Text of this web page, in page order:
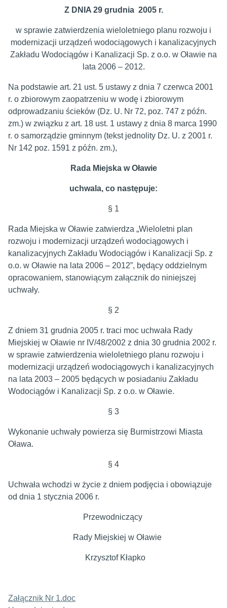
Z DNIA 29 grudnia 2005 r.
w sprawie zatwierdzenia wieloletniego planu rozwoju i
modernizacji urządzeń wodociągowych i kanalizacyjnych
Zakładu Wodociągów i Kanalizacji Sp. z o.o. w Oławie na
lata 2006 – 2012.
Na podstawie art. 21 ust. 5 ustawy z dnia 7 czerwca 2001
r. o zbiorowym zaopatrzeniu w wodę i zbiorowym
odprowadzaniu ścieków (Dz. U. Nr 72, poz. 747 z późn.
zm.) w związku z art. 18 ust. 1 ustawy z dnia 8 marca 1990
r. o samorządzie gminnym (tekst jednolity Dz. U. z 2001 r.
Nr 142 poz. 1591 z późn. zm.),
Rada Miejska w Oławie
uchwala, co następuje:
§ 1
Rada Miejska w Oławie zatwierdza „Wieloletni plan
rozwoju i modernizacji urządzeń wodociągowych i
kanalizacyjnych Zakładu Wodociągów i Kanalizacji Sp. z
o.o. w Oławie na lata 2006 – 2012”, będący oddzielnym
opracowaniem, stanowiącym załącznik do niniejszej
uchwały.
§ 2
Z dniem 31 grudnia 2005 r. traci moc uchwała Rady
Miejskiej w Oławie nr IV/48/2002 z dnia 30 grudnia 2002 r.
w sprawie zatwierdzenia wieloletniego planu rozwoju i
modernizacji urządzeń wodociągowych i kanalizacyjnych
na lata 2003 – 2005 będących w posiadaniu Zakładu
Wodociągów i Kanalizacji Sp. z o.o. w Oławie.
§ 3
Wykonanie uchwały powierza się Burmistrzowi Miasta
Oława.
§ 4
Uchwała wchodzi w życie z dniem podjęcia i obowiązuje
od dnia 1 stycznia 2006 r.
Przewodniczący
Rady Miejskiej w Oławie
Krzysztof Kłapko
Załącznik Nr 1.doc